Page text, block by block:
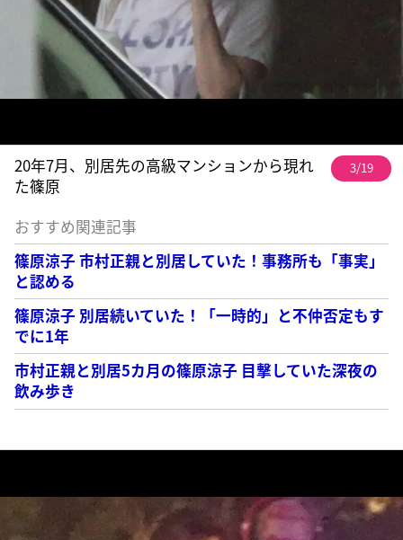
20年7月、別居先の高級マンションから現れ
た篠原
3/19
おすすめ関連記事
篠原涼子 市村正親と別居していた！事務所も「事実」
と認める
篠原涼子 別居続いていた！「一時的」と不仲否定もす
でに1年
市村正親と別居5カ月の篠原涼子 目撃していた深夜の
飲み歩き